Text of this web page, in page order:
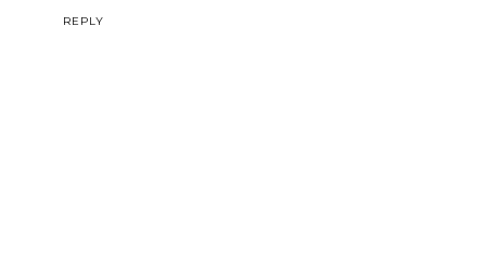
REPLY